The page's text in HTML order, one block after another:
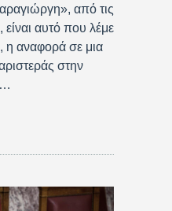
από τις
αυτό που λέμε
η αναφορά σε μια
στην